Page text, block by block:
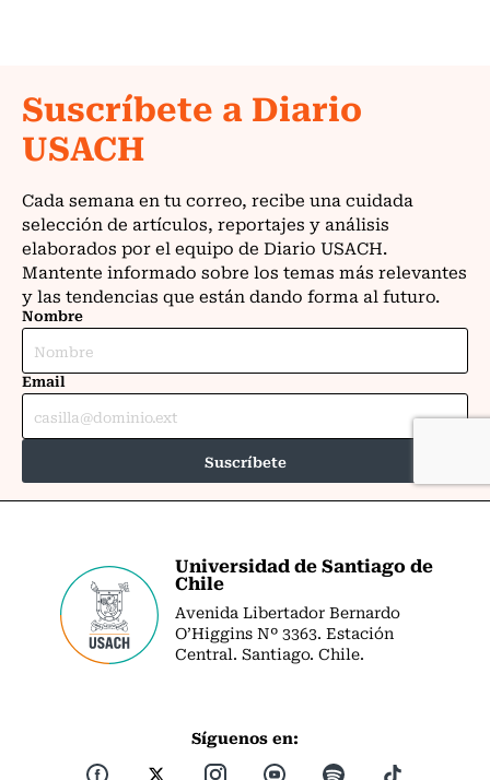
Universidad de Santiago de
Chile
Avenida Libertador Bernardo
O’Higgins Nº 3363. Estación
Central. Santiago. Chile.
Síguenos en: